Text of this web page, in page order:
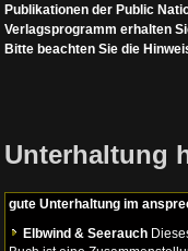
Publikationen der Public
Verlagsprogramm erhalten
Bitte beachten Sie die
Unterhaltung
gute Unterhaltung im
Elbwind & Seerauch